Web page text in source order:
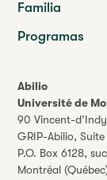
Abilio
Université de
90 Vincent-
GRIP-Abilio, Suite
P.O. Box 6128,
Montréal
Familia
Programas